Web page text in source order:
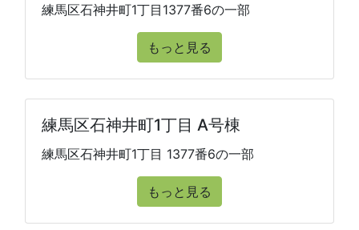
練馬区石神井町1丁目1377番6の一部
もっと見る
練馬区石神井町1丁目 A号棟
練馬区石神井町1丁目 1377番6の一部
もっと見る